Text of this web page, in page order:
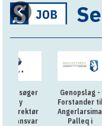
Genopslag -
Forstander til
Angerlarsimaffik
Palleq i